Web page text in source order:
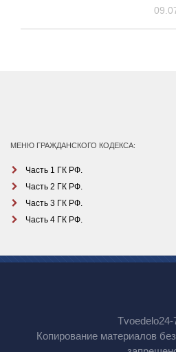
МЕНЮ ГРАЖДАНСКОГО КОДЕКСА:
Часть 1 ГК РФ.
Часть 2 ГК РФ.
Часть 3 ГК РФ.
Часть 4 ГК РФ.
Tvoedelo24-
Копирование материалов